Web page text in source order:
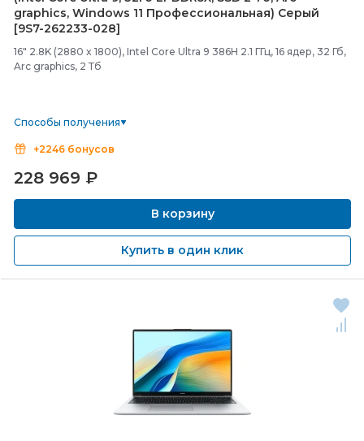
graphics, Windows 11 Профессиональная) Серый
[9S7-262233-028]
16" 2.8K (2880 x 1800), Intel Core Ultra 9 386H 2.1 ГГц, 16 ядер, 32 Гб,
Arc graphics, 2 Тб
Способы получения
+2246 бонусов
228 969 ₽
В корзину
Купить в один клик